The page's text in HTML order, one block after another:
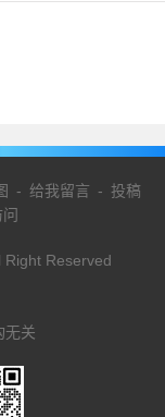
- 给我留言 - 投稿
Right Reserved
无关